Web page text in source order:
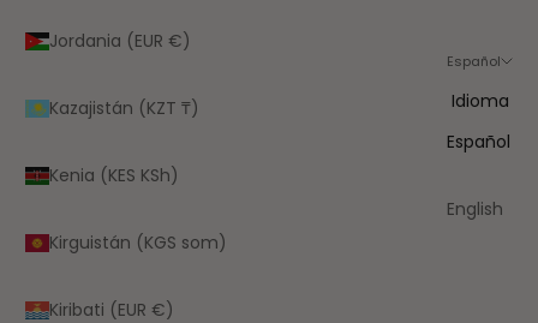
Jordania (EUR €)
Kazajistán (KZT ₸)
Kenia (KES KSh)
Kirguistán (KGS som)
Kiribati (EUR €)
Español
Idioma
Español
English